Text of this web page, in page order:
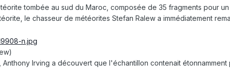
tombée au sud du Maroc, composée de 35 fragments pour
le chasseur de météorites Stefan Ralew a immédiatement
Irving a découvert que l'échantillon contenait